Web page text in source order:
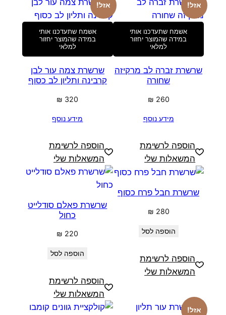
אזל!
אשמח שתעדכנו אותי
במידה שהמוצר יחזור
למלאי
שרשרת זברה לב מרקיזה
שחורה
₪ 260
מידע נוסף
הוספה לרשימת
המשאלות שלי
אזל!
אשמח שתעדכנו אותי
במידה שהמוצר יחזור
למלאי
שרשרת צמה עור לבן
קרבינה ותליון לב כסוף
₪ 320
מידע נוסף
הוספה לרשימת
המשאלות שלי
שרשרת חבל פרח כסוף
₪ 280
הוספה לסל
הוספה לרשימת
המשאלות שלי
שרשרת פאלם סודלייט
כחול
₪ 220
הוספה לסל
הוספה לרשימת
המשאלות שלי
אזל!